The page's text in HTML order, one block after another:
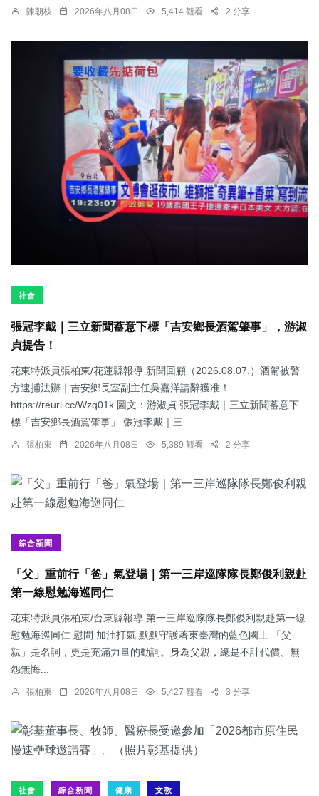
陳朝枝 2026年八月08日 5,414 觀看 2 分享
社會
張冠李戴｜三立新聞蓄意下標「吉安鄉長酒駕肇事」，游淑
貞提告！
花東特派員張柏東/花蓮縣報導 新聞回顧（2026.08.07.）酒駕被警
方逮捕法辦｜吉安鄉長室副主任吳嘉洋請辭獲准！
https://reurl.cc/Wzq01k 圖文：游淑貞 張冠李戴｜三立新聞蓄意下
標「吉安鄉長酒駕肇事」 張冠李戴｜三...
張柏東 2026年八月08日 5,389 觀看 2 分享
綜合新聞
「父」重前行「爸」氣登場｜第一三岸巡隊隊長鄭俊利親赴
第一線慰勉海巡同仁
花東特派員張柏東/台東縣報導 第一三岸巡隊隊長鄭俊利親赴第一線
慰勉海巡同仁 慰問 加油打氣 默默守護著東臺灣的藍色國土 「父
親」是名詞，更是充滿力量的動詞。身為父親，總是不計代價、無
怨無悔...
張柏東 2026年八月08日 5,427 觀看 3 分享
社會 綜合新聞 健康 文教